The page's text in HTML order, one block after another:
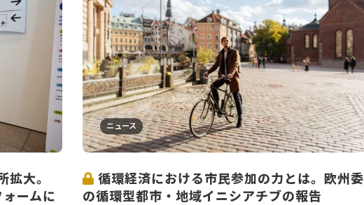
大。
ームに
ニュース
循環経済における市民参加の力とは。欧州委
の循環型都市・地域イニシアチブの報告